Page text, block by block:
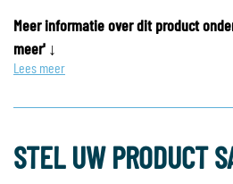
Meer informatie over dit product
meer' ↓
Lees meer
STEL UW PRODUCT